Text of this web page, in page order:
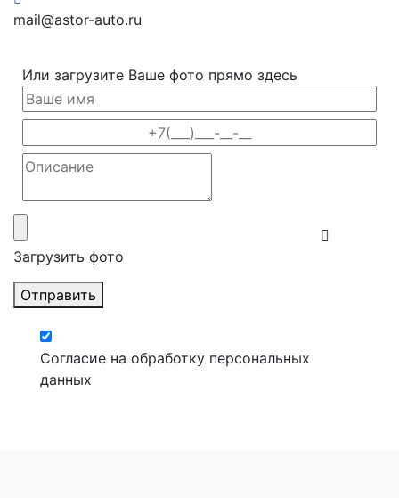
mail@astor-auto.ru
Или загрузите Ваше фото прямо здесь
Загрузить фото
Отправить
Согласие на обработку персональных
данных